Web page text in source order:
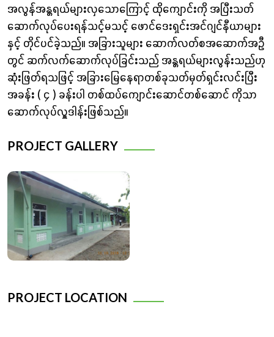
အလွန်အန္တရယ်များလှသောကြောင့် ထိုကျောင်းကို အပြီးသတ်
ဆောက်လုပ်ပေးရန်သင့်မသင့် ဖောင်ဒေးရှင်းအင်ဂျင်နီယာများ
နှင့် တိုင်ပင်ခဲ့သည်။ အ‌ခြားသူများ ဆောက်လတ်စအဆောက်အဦ
တွင် ဆက်လက်ဆောက်လုပ်ခြင်းသည် အန္တရယ်များလွန်းသည်ဟု
ဆုံးဖြတ်ရသဖြင့် အခြားမြေနေရာတစ်ခုသတ်မှတ်ရှင်းလင်းပြီး
အခန်း ( ၄ ) ခန်းပါ တစ်ထပ်ကျောင်းဆောင်တစ်ဆောင် ကိုသာ
ဆောက်လုပ်လှူဒါန်းဖြစ်သည်။
PROJECT GALLERY
PROJECT LOCATION